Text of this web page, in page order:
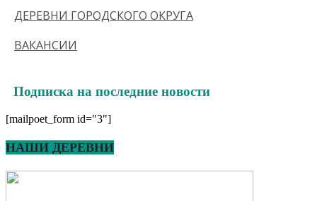
ДЕРЕВНИ ГОРОДСКОГО ОКРУГА
ВАКАНСИИ
Подписка на последние новости
[mailpoet_form id="3"]
НАШИ ДЕРЕВНИ